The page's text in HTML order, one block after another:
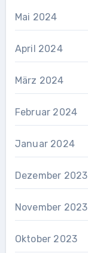
Mai 2024
April 2024
März 2024
Februar 2024
Januar 2024
Dezember 2023
November 2023
Oktober 2023